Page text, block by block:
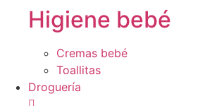
Higiene bebé
Cremas bebé
Toallitas
Droguería